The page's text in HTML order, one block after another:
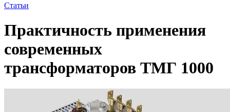
Статьи
Практичность применения
современных
трансформаторов ТМГ 1000